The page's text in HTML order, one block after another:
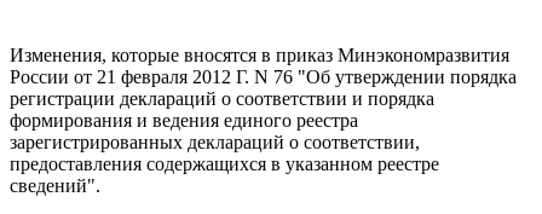
Изменения, которые вносятся в приказ Минэкономразвития
России от 21 февраля 2012 Г. N 76 "Об утверждении порядка
регистрации деклараций о соответствии и порядка
формирования и ведения единого реестра
зарегистрированных деклараций о соответствии,
предоставления содержащихся в указанном реестре
сведений".